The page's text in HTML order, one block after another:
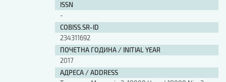
ISSN
-
COBISS.SR-ID
234311692
ПОЧЕТНА ГОДИНА / INITIAL YEAR
2017
АДРЕСА / ADDRESS